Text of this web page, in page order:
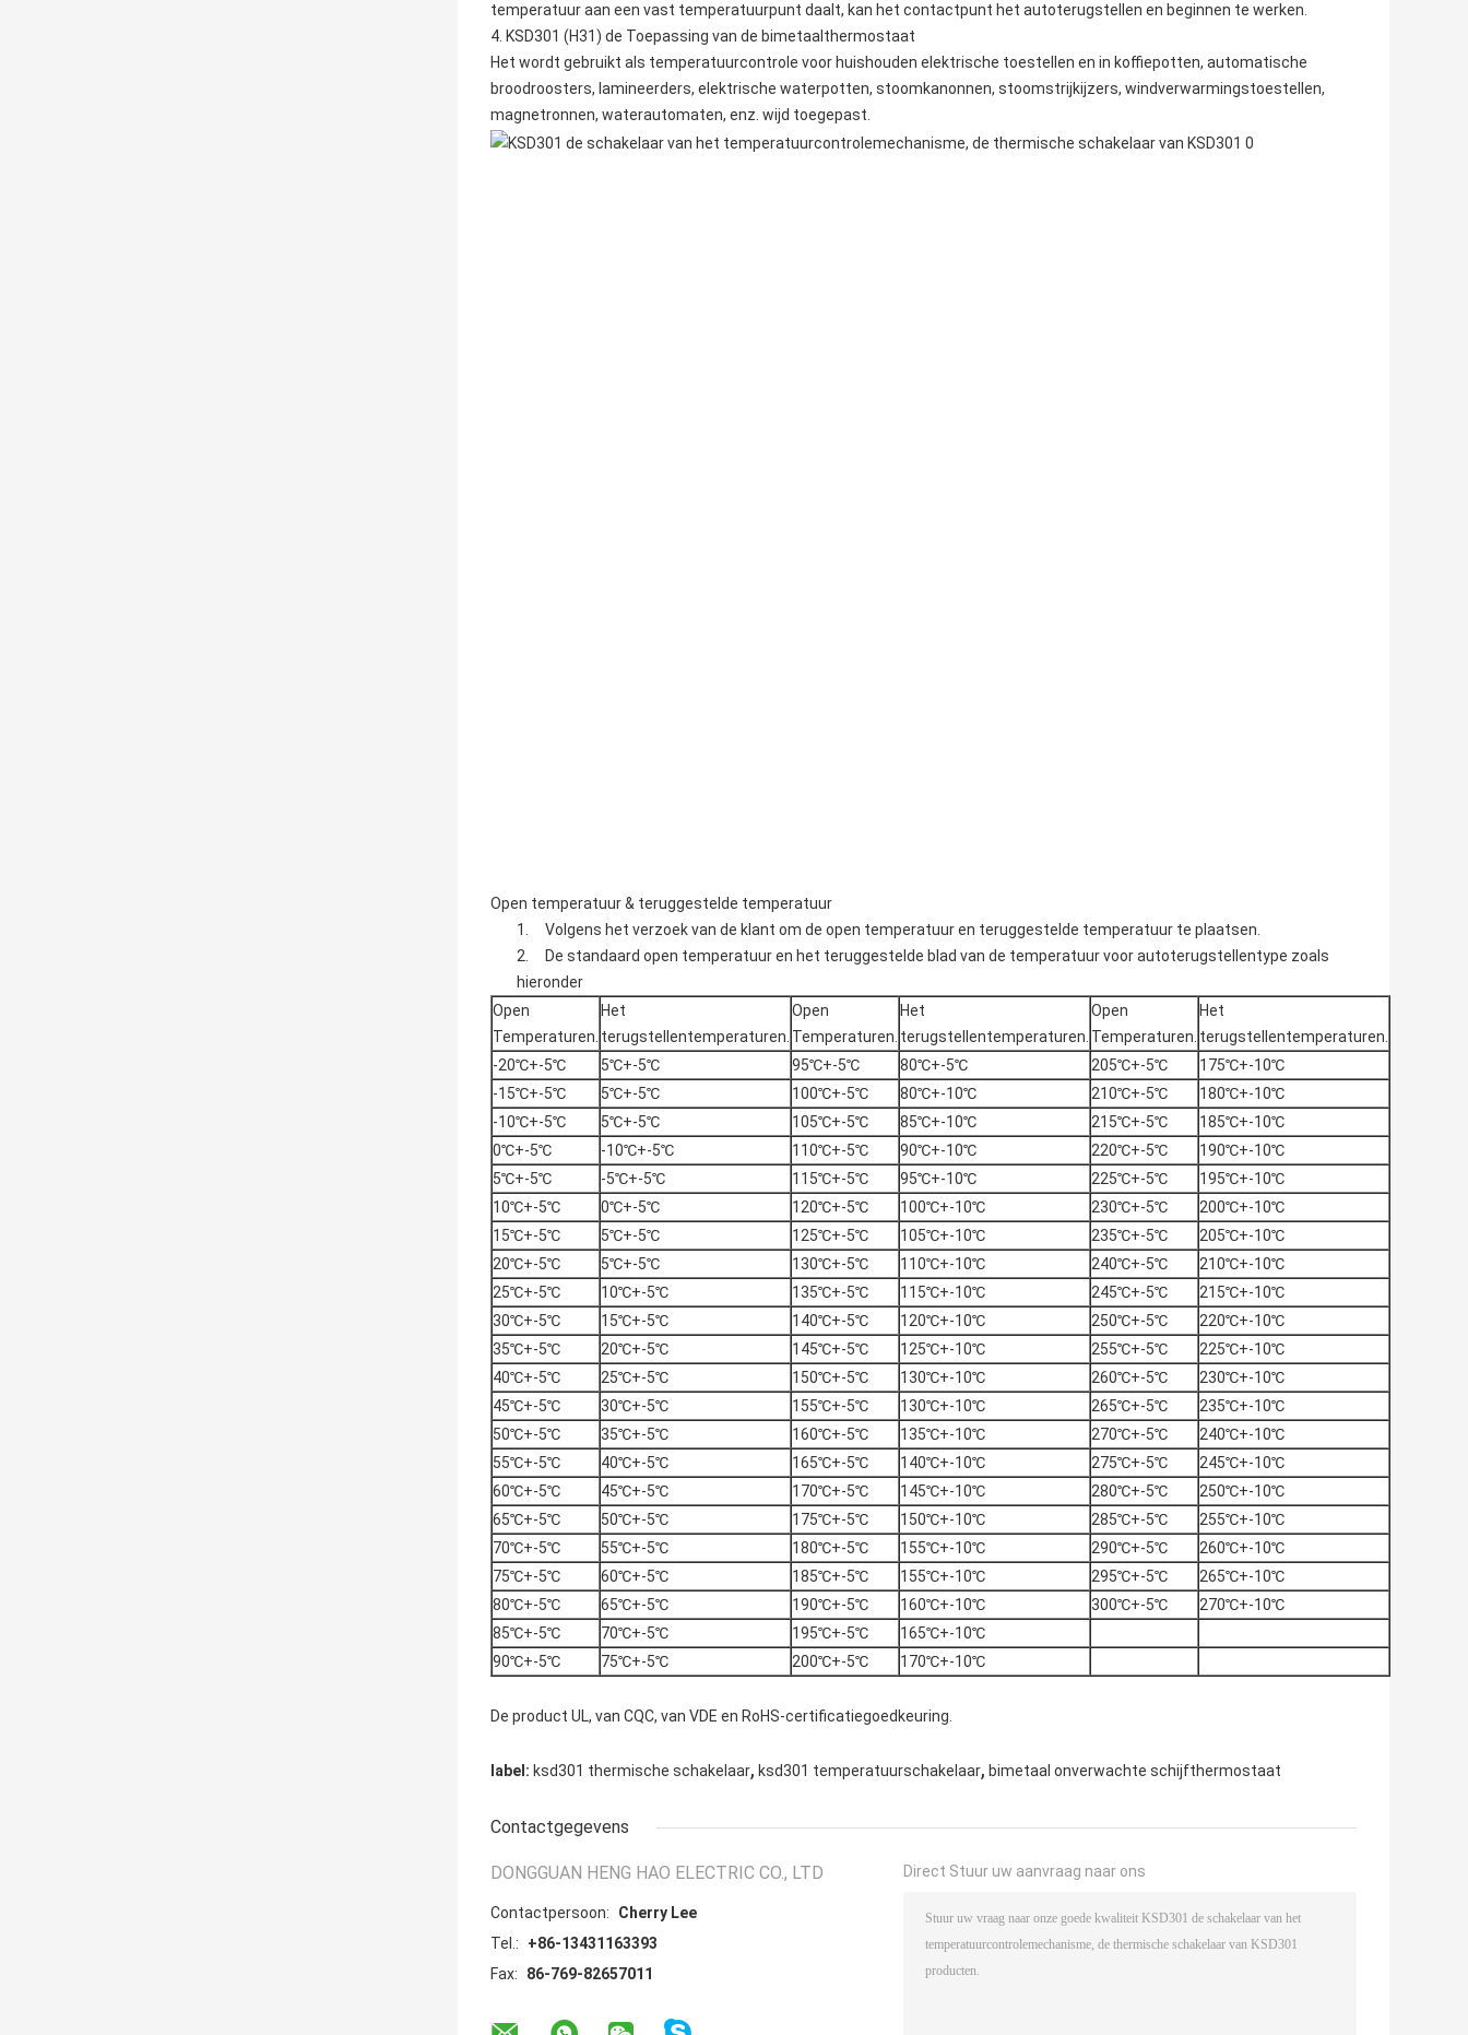
temperatuur aan een vast temperatuurpunt daalt, kan het contactpunt het autoterugstellen en beginnen te werken.
4. KSD301 (H31) de Toepassing van de bimetaalthermostaat
Het wordt gebruikt als temperatuurcontrole voor huishouden elektrische toestellen en in koffiepotten, automatische
broodroosters, lamineerders, elektrische waterpotten, stoomkanonnen, stoomstrijkijzers, windverwarmingstoestellen,
magnetronnen, waterautomaten, enz. wijd toegepast.
Open temperatuur & teruggestelde temperatuur
1. Volgens het verzoek van de klant om de open temperatuur en teruggestelde temperatuur te plaatsen.
2. De standaard open temperatuur en het teruggestelde blad van de temperatuur voor autoterugstellentype zoals
hieronder
Open
Temperaturen.
Het
terugstellentemperaturen.
Open
Temperaturen.
Het
terugstellentemperaturen.
Open
Temperaturen.
Het
terugstellentemperaturen.
-20℃+-5℃
5℃+-5℃ 95℃+-5℃ 80℃+-5℃ 205℃+-5℃
175℃+-10℃
-15℃+-5℃
5℃+-5℃ 100℃+-5℃ 80℃+-10℃ 210℃+-5℃
180℃+-10℃
-10℃+-5℃
5℃+-5℃ 105℃+-5℃ 85℃+-10℃ 215℃+-5℃
185℃+-10℃
0℃+-5℃
-10℃+-5℃ 110℃+-5℃ 90℃+-10℃ 220℃+-5℃
190℃+-10℃
5℃+-5℃
-5℃+-5℃ 115℃+-5℃ 95℃+-10℃ 225℃+-5℃
195℃+-10℃
10℃+-5℃
0℃+-5℃ 120℃+-5℃ 100℃+-10℃ 230℃+-5℃
200℃+-10℃
15℃+-5℃
5℃+-5℃ 125℃+-5℃ 105℃+-10℃ 235℃+-5℃
205℃+-10℃
20℃+-5℃
5℃+-5℃ 130℃+-5℃ 110℃+-10℃ 240℃+-5℃
210℃+-10℃
25℃+-5℃
10℃+-5℃ 135℃+-5℃ 115℃+-10℃ 245℃+-5℃
215℃+-10℃
30℃+-5℃
15℃+-5℃ 140℃+-5℃ 120℃+-10℃ 250℃+-5℃
220℃+-10℃
35℃+-5℃
20℃+-5℃ 145℃+-5℃ 125℃+-10℃ 255℃+-5℃
225℃+-10℃
40℃+-5℃
25℃+-5℃ 150℃+-5℃ 130℃+-10℃ 260℃+-5℃
230℃+-10℃
45℃+-5℃
30℃+-5℃ 155℃+-5℃ 130℃+-10℃ 265℃+-5℃
235℃+-10℃
50℃+-5℃
35℃+-5℃ 160℃+-5℃ 135℃+-10℃ 270℃+-5℃
240℃+-10℃
55℃+-5℃
40℃+-5℃ 165℃+-5℃ 140℃+-10℃ 275℃+-5℃
245℃+-10℃
60℃+-5℃
45℃+-5℃ 170℃+-5℃ 145℃+-10℃ 280℃+-5℃
250℃+-10℃
65℃+-5℃
50℃+-5℃ 175℃+-5℃ 150℃+-10℃ 285℃+-5℃
255℃+-10℃
70℃+-5℃
55℃+-5℃ 180℃+-5℃ 155℃+-10℃ 290℃+-5℃
260℃+-10℃
75℃+-5℃
60℃+-5℃ 185℃+-5℃ 155℃+-10℃ 295℃+-5℃
265℃+-10℃
80℃+-5℃
65℃+-5℃ 190℃+-5℃ 160℃+-10℃ 300℃+-5℃
270℃+-10℃
85℃+-5℃
70℃+-5℃ 195℃+-5℃
165℃+-10℃
90℃+-5℃
75℃+-5℃ 200℃+-5℃ 170℃+-10℃
De product UL, van CQC, van VDE en RoHS-certificatiegoedkeuring.
label: ksd301 thermische schakelaar, ksd301 temperatuurschakelaar, bimetaal onverwachte schijfthermostaat
Contactgegevens
DONGGUAN HENG HAO ELECTRIC CO., LTD
Contactpersoon:
Cherry Lee
Tel.:
+86-13431163393
Fax:
86-769-82657011
Direct Stuur uw aanvraag naar ons